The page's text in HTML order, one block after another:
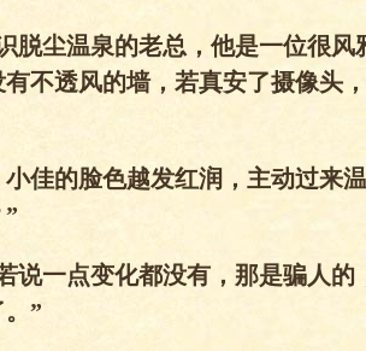
脱尘温泉的老总，他是一位很
不透风的墙，若真安了摄像头
佳的脸色越发红润，主动过来
说一点变化都没有，那是骗人的
”